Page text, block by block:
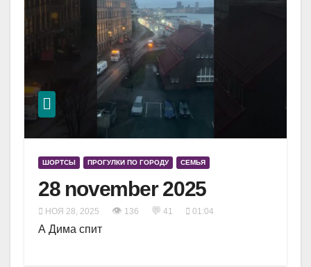
ШОРТСЫ ПРОГУЛКИ ПО ГОРОДУ СЕМЬЯ
28 november 2025
НОЯ 28, 2025 👁 136 💬 41 01:04
А Дима спит